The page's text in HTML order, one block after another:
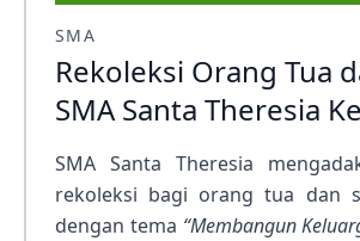
SMA
Rekoleksi Orang Tua
SMA Santa Theresia
SMA Santa Theresia
rekoleksi bagi orang tua dan
dengan tema “Membangun